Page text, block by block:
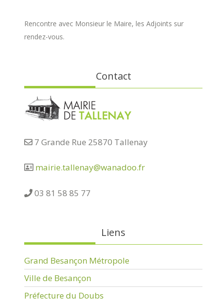
Rencontre avec Monsieur le Maire, les Adjoints sur
rendez-vous.
Contact
7 Grande Rue 25870 Tallenay
mairie.tallenay@wanadoo.fr
03 81 58 85 77
Liens
Grand Besançon Métropole
Ville de Besançon
Préfecture du Doubs